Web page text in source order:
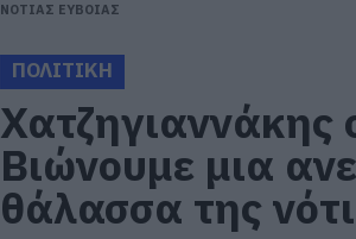
ΝΟΤΙΑΣ ΕΥΒΟΙΑΣ
ΠΟΛΙΤΙΚΗ
Χατζηγιαννάκης
Bιώνουμε μια
θάλασσα της